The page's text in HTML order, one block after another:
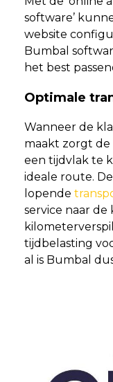
software’
website
Bumbal
het best
Optimale
Wanneer de
maakt zorgt
een tijdvlak te
ideale route.
lopende
service naar
tijdbelasting
al is Bumbal